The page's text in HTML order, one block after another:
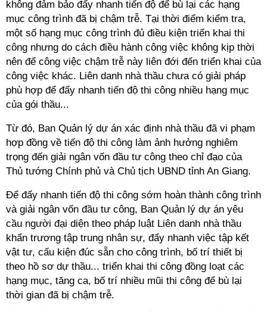
không đảm bảo đẩy nhanh tiến độ để bù lại các hạng
mục công trình đã bị chậm trễ. Tại thời điểm kiểm tra,
một số hạng mục công trình đủ điều kiện triển khai thi
công nhưng do cách điều hành công việc không kịp thời
nên để công việc chậm trễ này liên đới đến triển khai của
công việc khác. Liên danh nhà thầu chưa có giải pháp
phù hợp để đẩy nhanh tiến độ thi công nhiều hạng mục
của gói thầu...
Từ đó, Ban Quản lý dự án xác định nhà thầu đã vi phạm
hợp đồng về tiến độ thi công làm ảnh hưởng nghiêm
trọng đến giải ngân vốn đầu tư công theo chỉ đạo của
Thủ tướng Chính phủ và Chủ tịch UBND tỉnh An Giang.
Để đẩy nhanh tiến độ thi công sớm hoàn thành công trình
và giải ngân vốn đầu tư công, Ban Quản lý dự án yêu
cầu người đại diện theo pháp luật Liên danh nhà thầu
khẩn trương tập trung nhân sự, đẩy nhanh việc tập kết
vật tư, cấu kiện đúc sẵn cho công trình, bố trí thiết bị
theo hồ sơ dự thầu... triển khai thi công đồng loạt các
hạng mục, tăng ca, bố trí nhiều mũi thi công để bù lại
thời gian đã bị chậm trễ.